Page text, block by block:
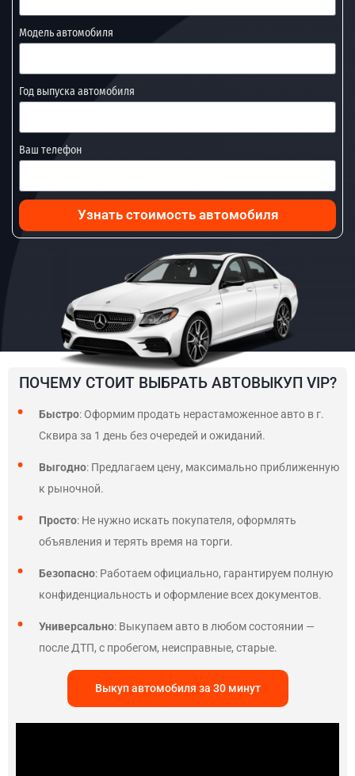
Модель автомобиля
Год выпуска автомобиля
Ваш телефон
Узнать стоимость автомобиля
ПОЧЕМУ СТОИТ ВЫБРАТЬ АВТОВЫКУП VIP?
Быстро: Оформим продать нерастаможенное авто в г.
Сквира за 1 день без очередей и ожиданий.
Выгодно: Предлагаем цену, максимально приближенную
к рыночной.
Просто: Не нужно искать покупателя, оформлять
объявления и терять время на торги.
Безопасно: Работаем официально, гарантируем полную
конфиденциальность и оформление всех документов.
Универсально: Выкупаем авто в любом состоянии —
после ДТП, с пробегом, неисправные, старые.
Выкуп автомобиля за 30 минут